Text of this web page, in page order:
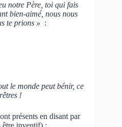
notre Père, toi qui fais
bien-aimé, nous nous
te prions » :
le monde peut bénir, ce
!
présents en disant par